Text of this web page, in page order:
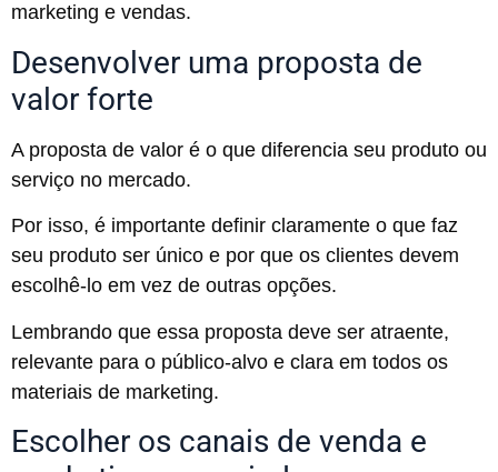
marketing e vendas.
Desenvolver uma proposta de
valor forte
A proposta de valor é o que diferencia seu produto ou
serviço no mercado.
Por isso, é importante definir claramente o que faz
seu produto ser único e por que os clientes devem
escolhê-lo em vez de outras opções.
Lembrando que essa proposta deve ser atraente,
relevante para o público-alvo e clara em todos os
materiais de marketing.
Escolher os canais de venda e